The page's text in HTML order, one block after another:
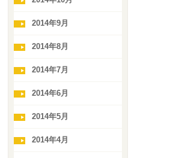
2014年9月
2014年8月
2014年7月
2014年6月
2014年5月
2014年4月